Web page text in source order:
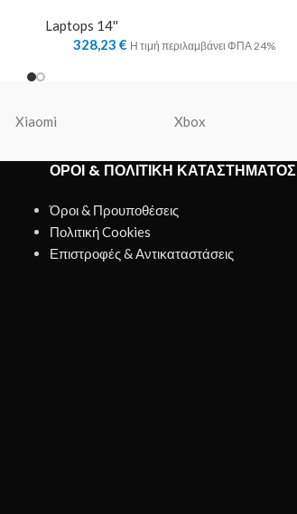
Laptops 14''
328,23 € Η τιμή περιλαμβάνει ΦΠΑ 24%
Xiaomi Xbox
ΌΡΟΙ & ΠΟΛΙΤΙΚΉ ΚΑΤΑΣΤΉΜΑΤΟΣ
Όροι & Προυποθέσεις
Πολιτική Cookies
Επιστροφές & Αντικαταστάσεις